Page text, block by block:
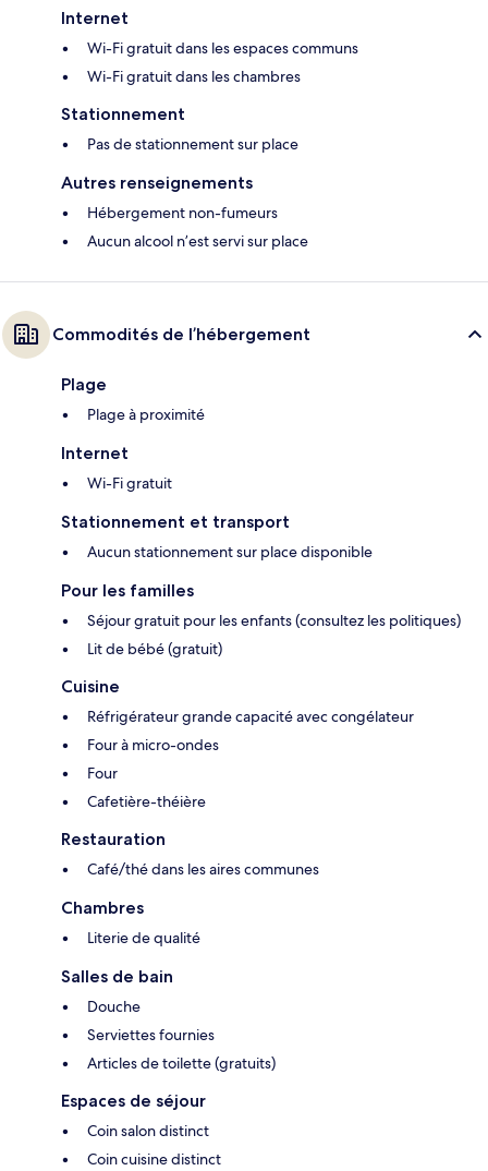
Internet
Wi-Fi gratuit dans les espaces communs
Wi-Fi gratuit dans les chambres
Stationnement
Pas de stationnement sur place
Autres renseignements
Hébergement non-fumeurs
Aucun alcool n’est servi sur place
Commodités de l’hébergement
Plage
Plage à proximité
Internet
Wi-Fi gratuit
Stationnement et transport
Aucun stationnement sur place disponible
Pour les familles
Séjour gratuit pour les enfants (consultez les politiques)
Lit de bébé (gratuit)
Cuisine
Réfrigérateur grande capacité avec congélateur
Four à micro-ondes
Four
Cafetière-théière
Restauration
Café/thé dans les aires communes
Chambres
Literie de qualité
Salles de bain
Douche
Serviettes fournies
Articles de toilette (gratuits)
Espaces de séjour
Coin salon distinct
Coin cuisine distinct